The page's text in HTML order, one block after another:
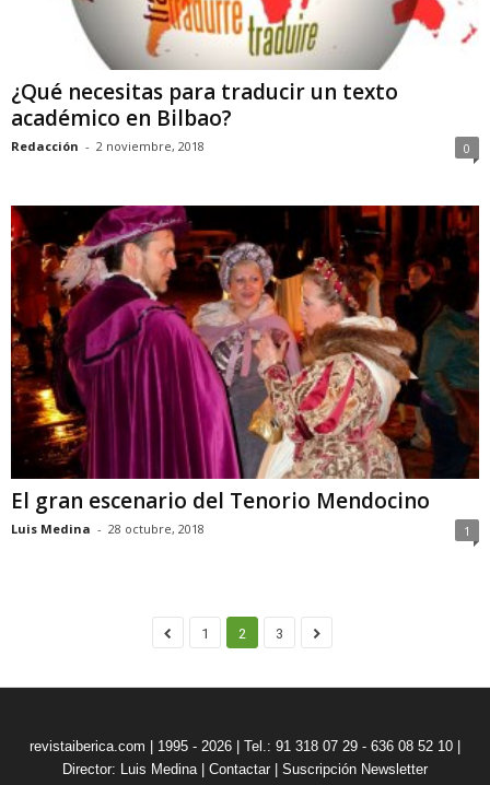
¿Qué necesitas para traducir un texto
académico en Bilbao?
Redacción - 2 noviembre, 2018 0
El gran escenario del Tenorio Mendocino
Luis Medina - 28 octubre, 2018 1
1 2 3
revistaiberica.com | 1995 - 2026 | Tel.: 91 318 07 29 - 636 08 52 10 |
Director: Luis Medina | Contactar | Suscripción Newsletter